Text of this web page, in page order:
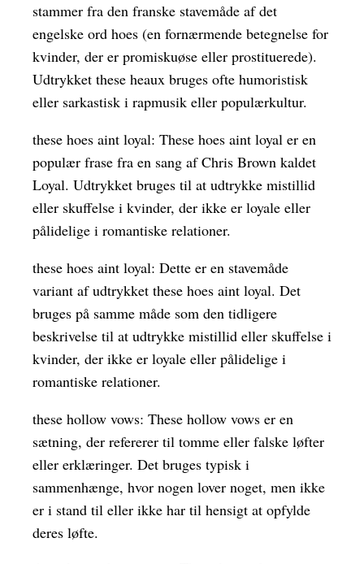
stammer fra den franske stavemåde af det
engelske ord hoes (en fornærmende betegnelse for
kvinder, der er promiskuøse eller prostituerede).
Udtrykket these heaux bruges ofte humoristisk
eller sarkastisk i rapmusik eller populærkultur.
these hoes aint loyal: These hoes aint loyal er en
populær frase fra en sang af Chris Brown kaldet
Loyal. Udtrykket bruges til at udtrykke mistillid
eller skuffelse i kvinder, der ikke er loyale eller
pålidelige i romantiske relationer.
these hoes aint loyal: Dette er en stavemåde
variant af udtrykket these hoes aint loyal. Det
bruges på samme måde som den tidligere
beskrivelse til at udtrykke mistillid eller skuffelse i
kvinder, der ikke er loyale eller pålidelige i
romantiske relationer.
these hollow vows: These hollow vows er en
sætning, der refererer til tomme eller falske løfter
eller erklæringer. Det bruges typisk i
sammenhænge, hvor nogen lover noget, men ikke
er i stand til eller ikke har til hensigt at opfylde
deres løfte.